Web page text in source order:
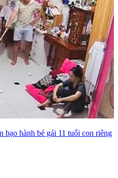
hành bé gái 11 tuổi con riêng